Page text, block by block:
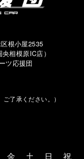
根小屋2535
相模原IC店）
ツ応援団
了承ください。）
金 土 日 祝